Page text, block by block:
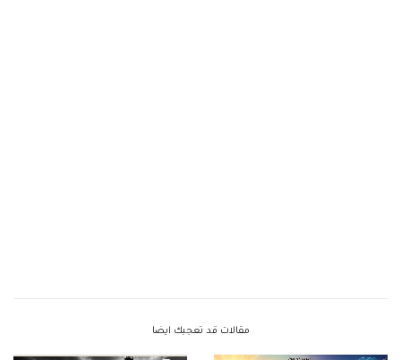
مقالات قد تعجبك ايضا